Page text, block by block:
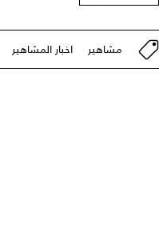
مشاهير اخبار المشاهير